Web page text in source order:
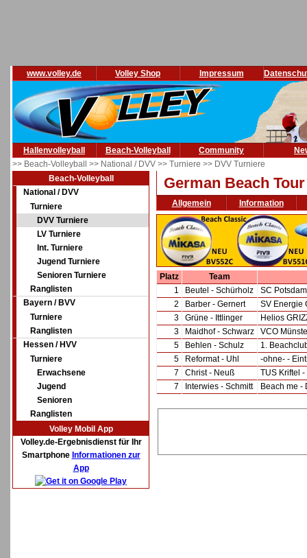
www.volley.de Volley Shop Impressum
Hallenvolleyball Beach-Volleyball Community
>> Beach-Volleyball >> National / DVV >> Turniere >> DVV Turniere
Beach-Volleyball
National / DVV
Turniere
DVV Turniere
LV Turniere
Int. Turniere
Jugend Turniere
Senioren Turniere
Ranglisten
Bayern / BVV
Turniere
Ranglisten
Hessen / HVV
Turniere
Erwachsene
Jugend
Senioren
Ranglisten
Volley Mobil App
Volley.de-Ergebnisdienst für Ihr
Smartphone Informationen zur
App
German Beach
Allgemein Information
Platz
Team
1
Beutel - Schürholz
SC
2
Barber - Gernert
SV Energie
3
Grüne - Ittlinger
Helios
3
Maidhof - Schwarz
VCO
5
Behlen - Schulz
1.
5
Reformat - Uhl
-ohne- -
7
Christ - Neuß
TUS Kriftel
7
Interwies - Schmitt Beach me -